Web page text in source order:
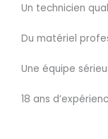
Un technicien
Du matériel
Une équipe
18 ans